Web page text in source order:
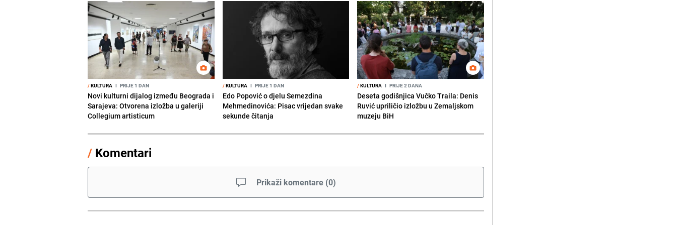
/KULTURA I PRIJE 1 DAN
Novi kulturni dijalog između Beograda i
Sarajeva: Otvorena izložba u galeriji
Collegium artisticum
/KULTURA I PRIJE 1 DAN
Edo Popović o djelu Semezdina
Mehmedinovića: Pisac vrijedan svake
sekunde čitanja
/KULTURA I PRIJE 2 DANA
Deseta godišnjica Vučko Traila: Denis
Ruvić upriličio izložbu u Zemaljskom
muzeju BiH
/ Komentari
Prikaži komentare (0)